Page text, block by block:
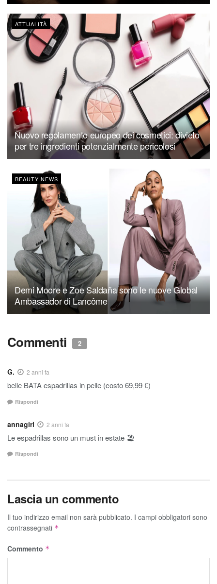
ATTUALITÀ
Nuovo regolamento europeo dei cosmetici: divieto
per tre ingredienti potenzialmente pericolosi
BEAUTY NEWS
Demi Moore e Zoe Saldaña sono le nuove Global
Ambassador di Lancôme
Commenti 2
G. 2 anni fa
belle BATA espadrillas in pelle (costo 69,99 €)
Rispondi
annagirl 2 anni fa
Le espadrillas sono un must in estate 🏖
Rispondi
Lascia un commento
Il tuo indirizzo email non sarà pubblicato. I campi obbligatori sono
contrassegnati *
Commento *